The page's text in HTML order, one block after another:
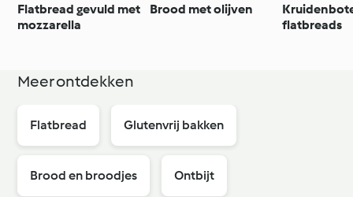
Flatbread gevuld met
mozzarella
Brood met olijven
flatbreads
Meer ontdekken
Flatbread Glutenvrij bakken
Brood en broodjes Ontbijt